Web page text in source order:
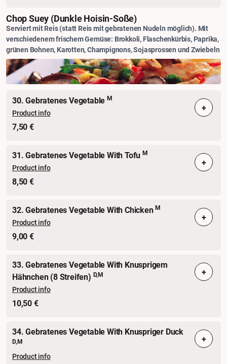
Chop Suey (dunkle Hoisin-Soße)
Serviert mit Reis (statt Reis mit gebratenen Nudeln möglich). Mit
verschiedenem frischem Gemüse: Brokkoli, Flaschenkürbis, Paprika,
grünen Bohnen, Karotten, Champignons, Sojasprossen und Zwiebeln
30. Gebratenes Vegetable M
Product info
7,50 €
+
31. Gebratenes Vegetable With Tofu M
Product info
8,50 €
+
32. Gebratenes Vegetable With ChickenM
Product info
9,00 €
+
33. Gebratenes Vegetable With Knusprigem
Hähnchen (8 Streifen) D,M
Product info
10,50 €
+
34. Gebratenes Vegetable With Knuspriger Duck
D,M
Product info
+